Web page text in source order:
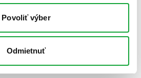
Povoliť výber
Odmietnuť